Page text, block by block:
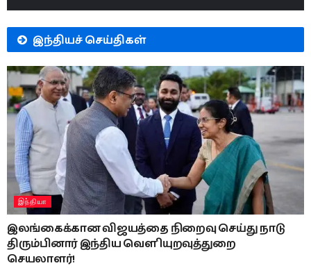
இந்தியச் செய்திகள்
இந்தியா
இலங்கைக்கான விஜயத்தை நிறைவு செய்து நாடு
திரும்பினார் இந்திய வௌியுறவுத்துறை
செயலாளர்!